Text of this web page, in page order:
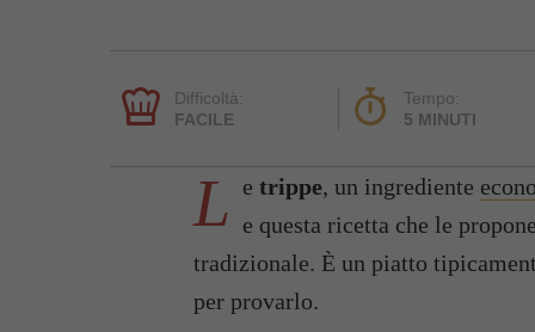
Difficoltà:
FACILE
Tempo:
5 MINUTI
L e trippe, un ingrediente
e questa ricetta che le propone
tradizionale. È un piatto
per provarlo.